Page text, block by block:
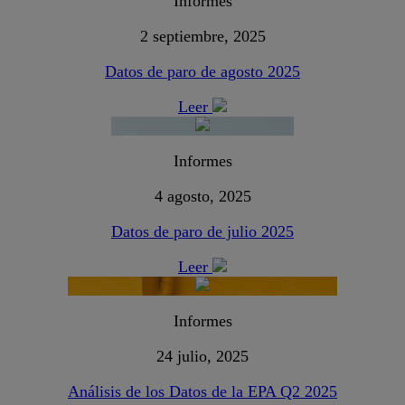
2 septiembre, 2025
Datos de paro de agosto 2025
Leer
Informes
4 agosto, 2025
Datos de paro de julio 2025
Leer
Informes
24 julio, 2025
Análisis de los Datos de la EPA Q2 2025